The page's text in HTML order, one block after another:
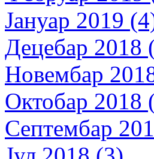
Јануар 2019
Децебар 2018
Новембар
Октобар 2018
Септембар